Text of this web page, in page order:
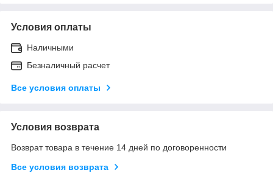
Условия оплаты
Наличными
Безналичный расчет
Все условия оплаты
Условия возврата
Возврат товара в течение 14 дней по договоренности
Все условия возврата